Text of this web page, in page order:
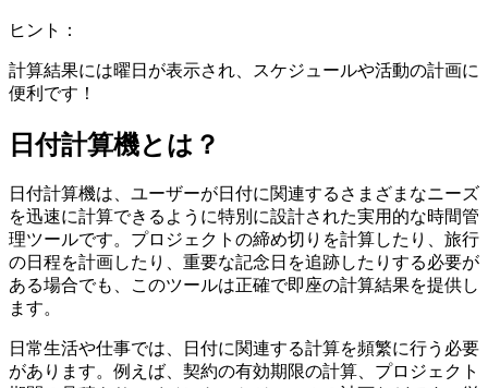
ヒント ：
計算結果には曜日が表示され、スケジュールや活動の計画に
便利です！
日付計算機とは？
日付計算機は、ユーザーが日付に関連するさまざまなニーズ
を迅速に計算できるように特別に設計された実用的な時間管
理ツールです。プロジェクトの締め切りを計算したり、旅行
の日程を計画したり、重要な記念日を追跡したりする必要が
ある場合でも、このツールは正確で即座の計算結果を提供し
ます。
日常生活や仕事では、日付に関連する計算を頻繁に行う必要
があります。例えば、契約の有効期限の計算、プロジェクト